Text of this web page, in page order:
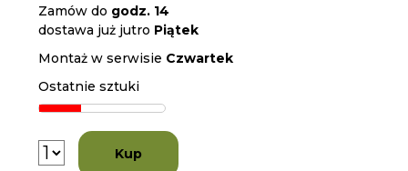
Zamów do godz. 14
dostawa już jutro Piątek
Montaż w serwisie Czwartek
Ostatnie sztuki
Kup